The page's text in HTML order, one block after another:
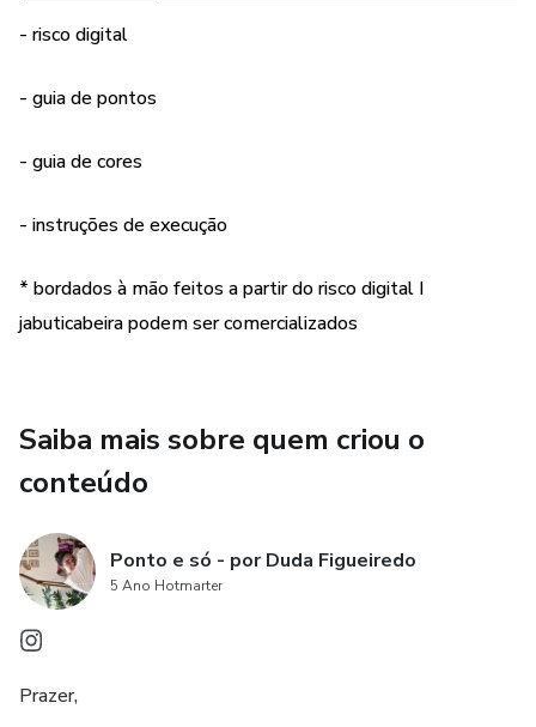
- risco digital
- guia de pontos
- guia de cores
- instruções de execução
* bordados à mão feitos a partir do risco digital I
jabuticabeira podem ser comercializados
Saiba mais sobre quem criou o
conteúdo
Ponto e só - por Duda Figueiredo
5 Ano Hotmarter
Prazer,